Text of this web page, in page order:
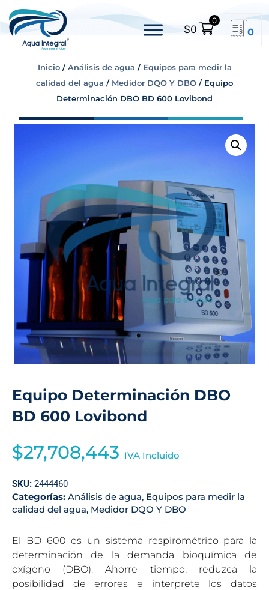
$0
0
0
Inicio/Análisis de agua / Equipos para medir la
calidad del agua / Medidor DQO Y DBO / Equipo
Determinación DBO BD 600 Lovibond
Equipo Determinación DBO
BD 600 Lovibond
$27,708,443 IVA Incluido
SKU: 2444460
Categorías: Análisis de agua, Equipos para medir la
calidad del agua, Medidor DQO Y DBO
El BD 600 es un sistema respirométrico para la
determinación de la demanda bioquímica de
oxígeno (DBO). Ahorre tiempo, reduzca la
posibilidad de errores e interprete los datos